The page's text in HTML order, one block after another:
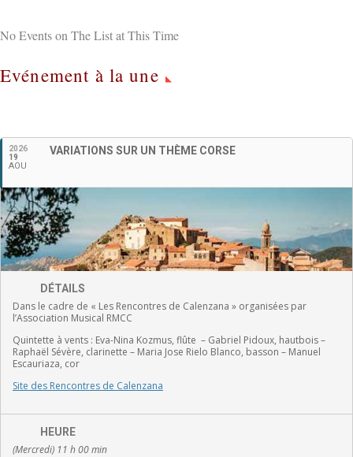
No Events on The List at This Time
Evénement à la une
2026
19
AOU
VARIATIONS SUR UN THÈME CORSE
DÉTAILS
Dans le cadre de « Les Rencontres de Calenzana » organisées par
l’Association Musical RMCC
Quintette à vents : Eva-Nina Kozmus, flûte – Gabriel Pidoux, hautbois –
Raphaël Sévère, clarinette – Maria Jose Rielo Blanco, basson – Manuel
Escauriaza, cor
Site des Rencontres de Calenzana
HEURE
(Mercredi) 11 h 00 min